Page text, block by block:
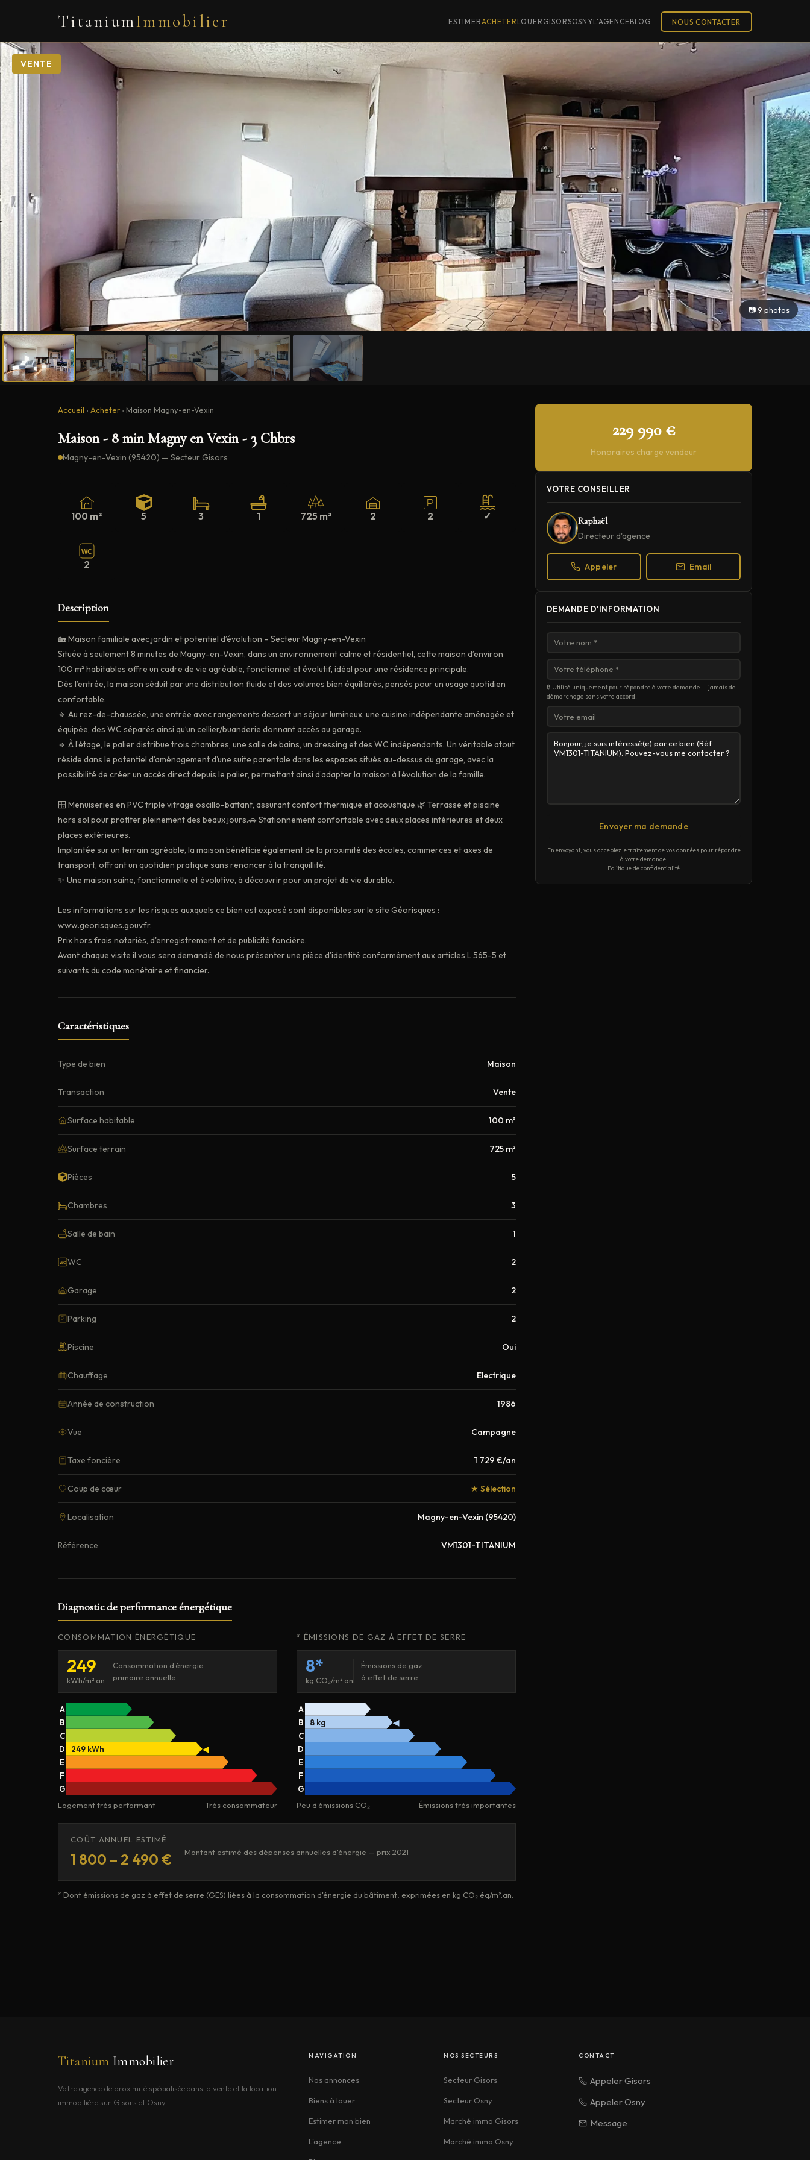
TitaniumImmobilier ESTIMER ACHETER LOUER GISORSOSNYL'AGENCEBLOG NOUS CONTACTER
VENTE
📷 9 photos
Accueil › Acheter› Maison Magny-en-Vexin
Maison - 8 min Magny en Vexin - 3 Chbrs
Magny-en-Vexin (95420) — Secteur Gisors
100 m² 5 3 1 725 m² 2 2 ✓
WC
2
Description
🏡 Maison familiale avec jardin et potentiel d’évolution – Secteur Magny-en-Vexin
Située à seulement 8 minutes de Magny-en-Vexin, dans un environnement calme et résidentiel, cette maison d’environ
100 m² habitables offre un cadre de vie agréable, fonctionnel et évolutif, idéal pour une résidence principale.
Dès l’entrée, la maison séduit par une distribution fluide et des volumes bien équilibrés, pensés pour un usage quotidien
confortable.
🔹 Au rez-de-chaussée, une entrée avec rangements dessert un séjour lumineux, une cuisine indépendante aménagée et
équipée, des WC séparés ainsi qu’un cellier/buanderie donnant accès au garage.
🔹 À l’étage, le palier distribue trois chambres, une salle de bains, un dressing et des WC indépendants. Un véritable atout
réside dans le potentiel d’aménagement d’une suite parentale dans les espaces situés au-dessus du garage, avec la
possibilité de créer un accès direct depuis le palier, permettant ainsi d’adapter la maison à l’évolution de la famille.
🪟 Menuiseries en PVC triple vitrage oscillo-battant, assurant confort thermique et acoustique.🌿 Terrasse et piscine
hors sol pour profiter pleinement des beaux jours.🚗 Stationnement confortable avec deux places intérieures et deux
places extérieures.
Implantée sur un terrain agréable, la maison bénéficie également de la proximité des écoles, commerces et axes de
transport, offrant un quotidien pratique sans renoncer à la tranquillité.
✨ Une maison saine, fonctionnelle et évolutive, à découvrir pour un projet de vie durable.
Les informations sur les risques auxquels ce bien est exposé sont disponibles sur le site Géorisques :
www.georisques.gouv.fr.
Prix hors frais notariés, d'enregistrement et de publicité foncière.
Avant chaque visite il vous sera demandé de nous présenter une pièce d'identité conformément aux articles L 565-5 et
suivants du code monétaire et financier.
Caractéristiques
Type de bien Maison
Transaction Vente
Surface habitable 100 m²
Surface terrain 725 m²
Pièces 5
Chambres 3
Salle de bain 1
WC WC 2
Garage 2
Parking 2
Piscine Oui
Chauffage Electrique
Année de construction 1986
Vue Campagne
Taxe foncière 1 729 €/an
Coup de cœur ★ Sélection
Localisation Magny-en-Vexin (95420)
Référence VM1301-TITANIUM
Diagnostic de performance énergétique
CONSOMMATION ÉNERGÉTIQUE
249
kWh/m².an
Consommation d'énergie
primaire annuelle
A
B
C
D
249 kWh
◀
E
F
G
Logement très performant
Très consommateur
* ÉMISSIONS DE GAZ À EFFET DE SERRE
8*
kg CO₂/m².an
Émissions de gaz
à effet de serre
A
B
8 kg
◀
C
D
E
F
G
Peu d'émissions CO₂
Émissions très importantes
COÛT ANNUEL ESTIMÉ
1 800 – 2 490 € Montant estimé des dépenses annuelles d'énergie — prix 2021
* Dont émissions de gaz à effet de serre (GES) liées à la consommation d'énergie du bâtiment, exprimées en kg CO₂ éq/m².an.
229 990 €
Honoraires charge vendeur
VOTRE CONSEILLER
Raphaël
Directeur d'agence
Appeler Email
DEMANDE D'INFORMATION
🔒 Utilisé uniquement pour répondre à votre demande — jamais de
démarchage sans votre accord.
Envoyer ma demande
En envoyant, vous acceptez le traitement de vos données pour répondre
à votre demande.
Politique de confidentialité
Titanium Immobilier
Votre agence de proximité spécialisée dans la vente et la location
immobilière sur Gisors et Osny.
NAVIGATION
Nos annonces
Biens à louer
Estimer mon bien
L'agence
NOS SECTEURS
Secteur Gisors
Secteur Osny
Marché immo Gisors
Marché immo Osny
CONTACT
Appeler Gisors
Appeler Osny
Message